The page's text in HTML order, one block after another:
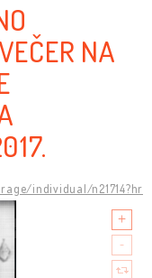
NA
individual/n21714?hr